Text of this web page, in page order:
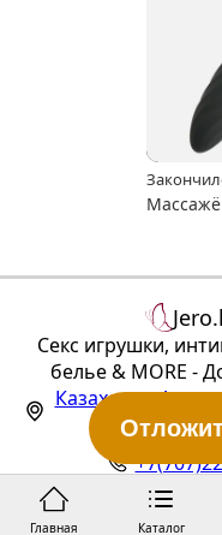
Главная Каталог
Секс игрушки,
белье & MORE -
Казахстан,
(ТЦ